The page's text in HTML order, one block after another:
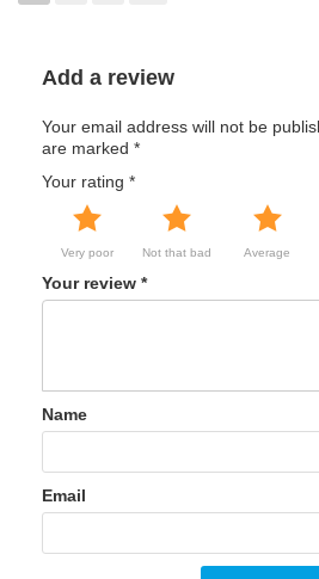
Add a review
Your email address will not be
are marked *
Your rating *
Very poor Not that bad Average
Your review *
Name
Email